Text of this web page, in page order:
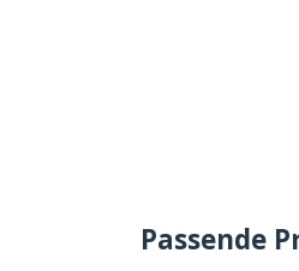
Passende